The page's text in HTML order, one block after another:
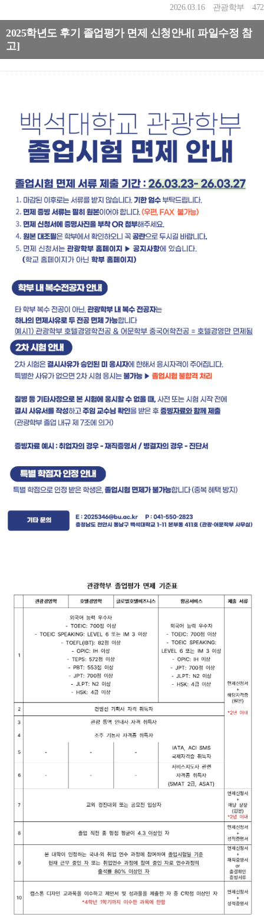
2026.03.16 관광학부 472
2025학년도 후기 졸업평가 면제 신청안내[ 파일수정 참
고]